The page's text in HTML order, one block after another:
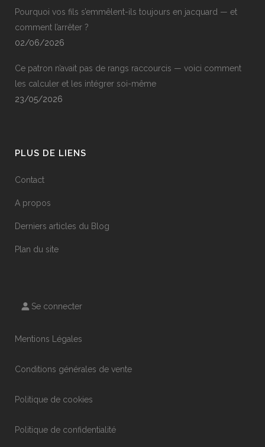
Pourquoi vos fils s’emmêlent-ils toujours en jacquard — et
comment l’arrêter ?
02/06/2026
Ce patron n’avait pas de rangs raccourcis — voici comment
les calculer et les intégrer soi-même
23/05/2026
PLUS DE LIENS
Contact
A propos
Derniers articles du Blog
Plan du site
Se connecter
Mentions Légales
Conditions générales de vente
Politique de cookies
Politique de confidentialité